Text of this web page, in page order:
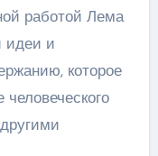
работой Лема
идеи и
которое